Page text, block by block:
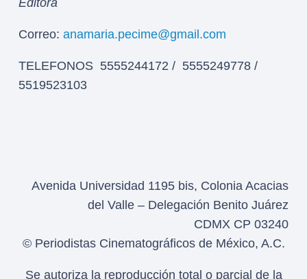
Correo: anamaria.pecime@gmail.com
TELEFONOS 5555244172 / 5555249778 /
5519523103
Avenida Universidad 1195 bis, Colonia Acacias
del Valle – Delegación Benito Juárez
CDMX CP 03240
© Periodistas Cinematográficos de México, A.C.
Se autoriza la reproducción total o parcial de la